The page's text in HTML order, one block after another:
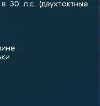
30 л.с. (двухтактные